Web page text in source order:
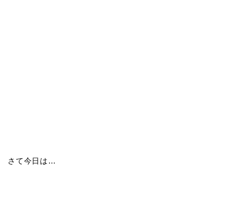
さて今日は…